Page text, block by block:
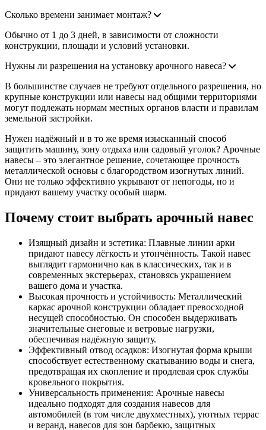
Сколько времени занимает монтаж?
Обычно от 1 до 3 дней, в зависимости от сложности
конструкции, площади и условий установки.
Нужны ли разрешения на установку арочного навеса?
В большинстве случаев не требуют отдельного разрешения, но
крупные конструкции или навесы над общими территориями
могут подлежать нормам местных органов власти и правилам
земельной застройки.
Нужен надёжный и в то же время изысканный способ
защитить машину, зону отдыха или садовый уголок? Арочные
навесы – это элегантное решение, сочетающее прочность
металлической основы с благородством изогнутых линий.
Они не только эффективно укрывают от непогоды, но и
придают вашему участку особый шарм.
Почему стоит выбрать арочный навес
Изящный дизайн и эстетика: Плавные линии арки
придают навесу лёгкость и утончённость. Такой навес
выглядит гармонично как в классических, так и в
современных экстерьерах, становясь украшением
вашего дома и участка.
Высокая прочность и устойчивость: Металлический
каркас арочной конструкции обладает превосходной
несущей способностью. Он способен выдерживать
значительные снеговые и ветровые нагрузки,
обеспечивая надёжную защиту.
Эффективный отвод осадков: Изогнутая форма крыши
способствует естественному скатыванию воды и снега,
предотвращая их скопление и продлевая срок службы
кровельного покрытия.
Универсальность применения: Арочные навесы
идеально подходят для создания навесов для
автомобилей (в том числе двухместных), уютных террас
и веранд, навесов для зон барбекю, защитных